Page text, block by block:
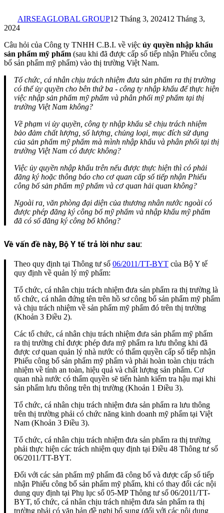
AIRSEAGLOBAL GROUP12 Tháng 3, 202412 Tháng 3,
2024
Câu hỏi của Công ty TNHH C.B.I. về việc ủy quyền nhập khẩu
sản phẩm mỹ phẩm (sau khi đã được cấp số tiếp nhận Phiếu công
bố sản phẩm mỹ phẩm) vào thị trường Việt Nam.
Tổ chức, cá nhân chịu trách nhiệm đưa sản phẩm ra thị trường
có thể ủy quyền cho bên thứ ba - công ty nhập khẩu để thực hiện
việc nhập sản phẩm mỹ phẩm và phân phối mỹ phẩm tại thị
trường Việt Nam không?
Về phạm vi ủy quyền, công ty nhập khẩu sẽ chịu trách nhiệm
bảo đảm chất lượng, số lượng, chủng loại, mục đích sử dụng
của sản phẩm mỹ phẩm mà mình nhập khẩu và phân phối tại thị
trường Việt Nam có được không?
Việc ủy quyền nhập khẩu trên nếu được thực hiện thì có phải
đăng ký hoặc thông báo cho cơ quan cấp số tiếp nhận Phiếu
công bố sản phẩm mỹ phẩm và cơ quan hải quan không?
Ngoài ra, văn phòng đại diện của thương nhân nước ngoài có
được phép đăng ký công bố mỹ phẩm và nhập khẩu mỹ phẩm
đã có số đăng ký công bố không?
Về vấn đề này, Bộ Y tế trả lời như sau:
Theo quy định tại Thông tư số 06/2011/TT-BYT của Bộ Y tế
quy định về quản lý mỹ phẩm:
Tổ chức, cá nhân chịu trách nhiệm đưa sản phẩm ra thị trường là
tổ chức, cá nhân đứng tên trên hồ sơ công bố sản phẩm mỹ phẩm
và chịu trách nhiệm về sản phẩm mỹ phẩm đó trên thị trường
(Khoản 3 Điều 2).
Các tổ chức, cá nhân chịu trách nhiệm đưa sản phẩm mỹ phẩm
ra thị trường chỉ được phép đưa mỹ phẩm ra lưu thông khi đã
được cơ quan quản lý nhà nước có thẩm quyền cấp số tiếp nhận
Phiếu công bố sản phẩm mỹ phẩm và phải hoàn toàn chịu trách
nhiệm về tính an toàn, hiệu quả và chất lượng sản phẩm. Cơ
quan nhà nước có thẩm quyền sẽ tiến hành kiểm tra hậu mại khi
sản phẩm lưu thông trên thị trường (Khoản 1 Điều 3).
Tổ chức, cá nhân chịu trách nhiệm đưa sản phẩm ra lưu thông
trên thị trường phải có chức năng kinh doanh mỹ phẩm tại Việt
Nam (Khoản 3 Điều 3).
Tổ chức, cá nhân chịu trách nhiệm đưa sản phẩm ra thị trường
phải thực hiện các trách nhiệm quy định tại Điều 48 Thông tư số
06/2011/TT-BYT.
Đối với các sản phẩm mỹ phẩm đã công bố và được cấp số tiếp
nhận Phiếu công bố sản phẩm mỹ phẩm, khi có thay đổi các nội
dung quy định tại Phụ lục số 05-MP Thông tư số 06/2011/TT-
BYT, tổ chức, cá nhân chịu trách nhiệm đưa sản phẩm ra thị
trường phải có văn bản đề nghị bổ sung (đối với các nội dung